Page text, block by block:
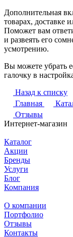
Дополнительная
товарах, доставке
Поможет вам
и развеять его
усмотрению.
Вы можете убрать
галочку в
Назад к списку
Главная
Отзывы
Интернет-магазин
Каталог
Акции
Бренды
Услуги
Блог
Компания
О компании
Портфолио
Отзывы
Контакты